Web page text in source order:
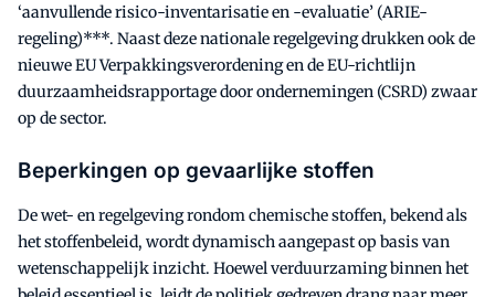
‘aanvullende risico-inventarisatie en -evaluatie’ (ARIE-
regeling)***. Naast deze nationale regelgeving drukken ook de
nieuwe EU Verpakkingsverordening en de EU-richtlijn
duurzaamheidsrapportage door ondernemingen (CSRD) zwaar
op de sector.
Beperkingen op gevaarlijke stoffen
De wet- en regelgeving rondom chemische stoffen, bekend als
het stoffenbeleid, wordt dynamisch aangepast op basis van
wetenschappelijk inzicht. Hoewel verduurzaming binnen het